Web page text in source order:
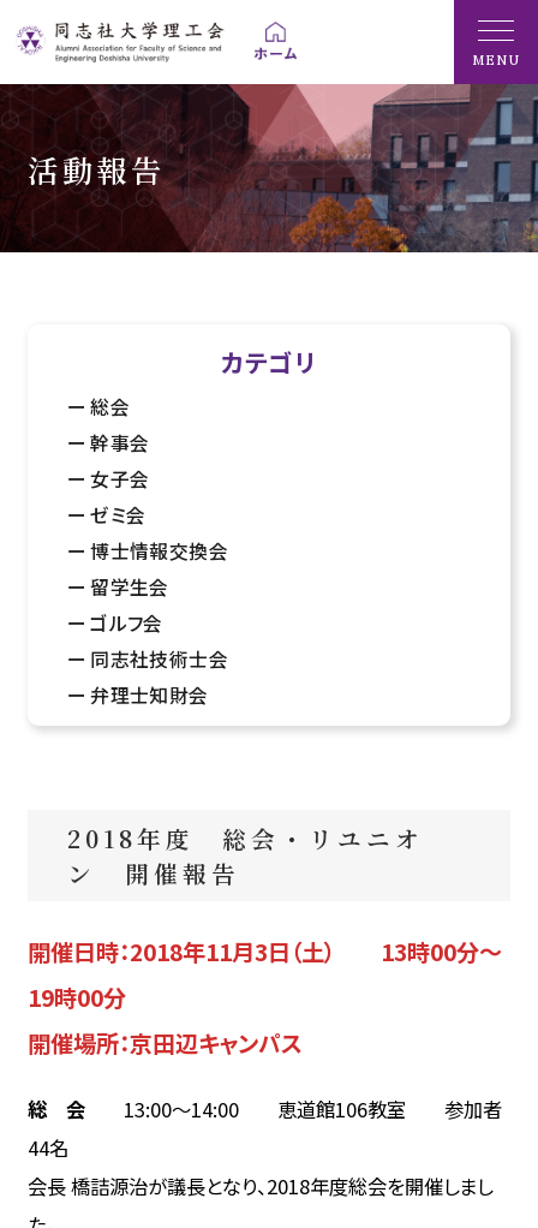
MENU
活動報告
2018年度 総会・リユニオ
ン 開催報告
開催日時：2018年11月3日（土） 13時00分～
19時00分
開催場所：京田辺キャンパス
総 会 13:00～14:00 恵道館106教室 参加者
44名
会長 橋詰源治が議長となり、2018年度総会を開催しまし
カテゴリ
総会
幹事会
女子会
ゼミ会
博士情報交換会
留学生会
ゴルフ会
同志社技術士会
弁理士知財会